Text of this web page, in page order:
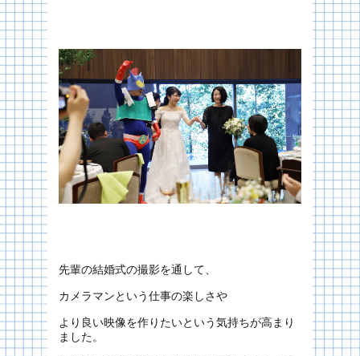
先輩の結婚式の撮影を通して、
カメラマンという仕事の楽しさや
より良い映像を作りたいという気持ちが高まり
ました。